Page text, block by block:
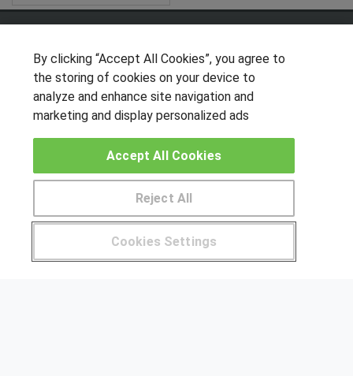
Pide más información al centro
¿Tienes alguna duda? 900 264 357
OTROS GRUPOS DE INTERES
Muro de los idiomas
Hablemos de empleo
Locos por las becas
CENTROS DE FORMACIÓN
Publicar cursos
By clicking “Accept All Cookies”, you agree to
the storing of cookies on your device to
analyze and enhance site navigation and
marketing and display personalized ads
Cookies Settings
Reject All
Accept All Cookies